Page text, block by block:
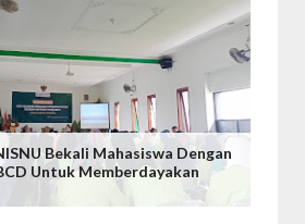
Bekali Mahasiswa Dengan
Untuk Memberdayakan